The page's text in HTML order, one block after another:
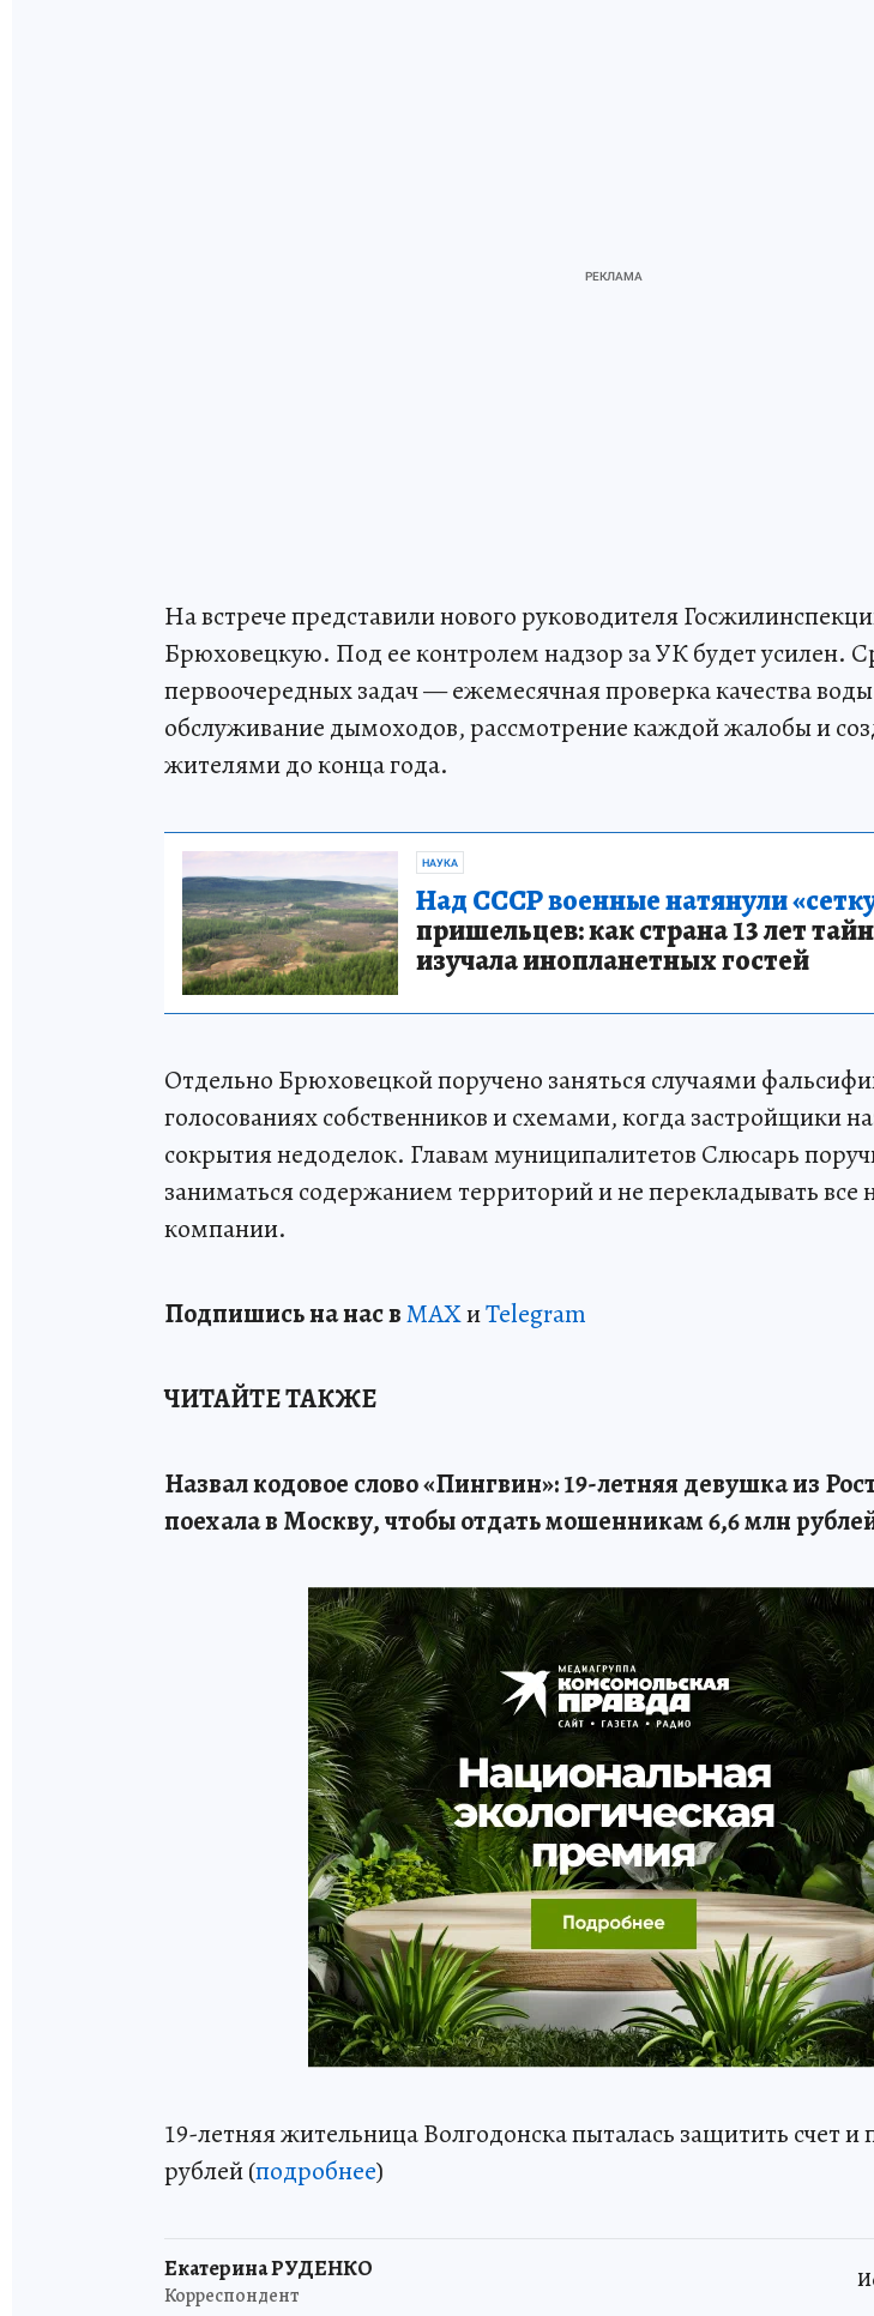
На встрече представили нового руководителя
Брюховецкую. Под ее контролем надзор за УК будет усилен.
первоочередных задач — ежемесячная проверка качества
обслуживание дымоходов, рассмотрение каждой жалобы и
жителями до конца года.
НАУКА
Над СССР военные натянули
пришельцев: как страна 13 лет
изучала инопланетных гостей
Отдельно Брюховецкой поручено заняться случаями
голосованиях собственников и схемами, когда застройщики
сокрытия недоделок. Главам муниципалитетов Слюсарь
заниматься содержанием территорий и не перекладывать
компании.
Подпишись на нас вМАХиTelegram
ЧИТАЙТЕ ТАКЖЕ
Назвал кодовое слово «Пингвин»: 19-летняя девушка из
поехала в Москву, чтобы отдать мошенникам 6,6 млн
19-летняя жительница Волгодонска пыталась защитить счет и
рублей (подробнее)
Екатерина РУДЕНКО
Корреспондент